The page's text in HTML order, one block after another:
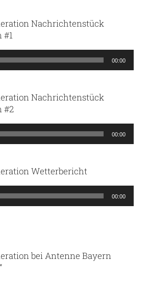
Nachrichtenstück
#1
00:00
Nachrichtenstück
#2
00:00
Wetterbericht
00:00
bei Antenne Bayern